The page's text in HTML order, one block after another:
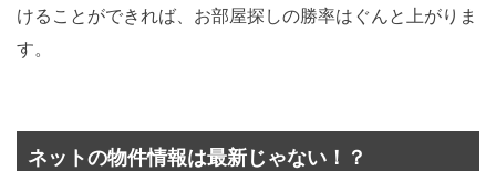
けることができれば、お部屋探しの勝率はぐんと上がりま
す。
ネットの物件情報は最新じゃない！？